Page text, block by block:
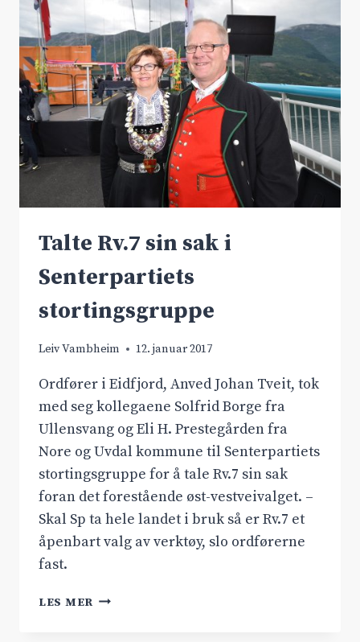
VEIVALG
TIL
VÅREN
Talte Rv.7 sin sak i
Senterpartiets
stortingsgruppe
Leiv Vambheim 12. januar 2017
Ordfører i Eidfjord, Anved Johan Tveit, tok
med seg kollegaene Solfrid Borge fra
Ullensvang og Eli H. Prestegården fra
Nore og Uvdal kommune til Senterpartiets
stortingsgruppe for å tale Rv.7 sin sak
foran det forestående øst-vestveivalget. –
Skal Sp ta hele landet i bruk så er Rv.7 et
åpenbart valg av verktøy, slo ordførerne
fast.
LES MER TALTE